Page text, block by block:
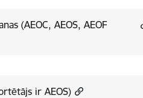
(AEOC, AEOS, AEOF
ir AEOS)